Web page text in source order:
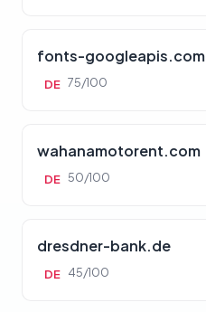
fonts-googleapis.com
DE 75/100
wahanamotorent.com
DE 50/100
dresdner-bank.de
DE 45/100